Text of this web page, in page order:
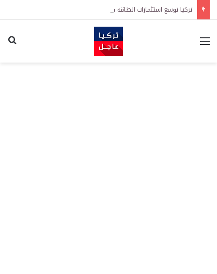
تركيا توسع استثمارات الطاقة في 3 قارات وتكشف هدفاً كبيراً
القائمة